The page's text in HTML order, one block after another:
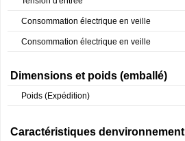
Consommation électrique en veille
Consommation électrique en veille
Dimensions et poids (emballé)
Poids (Expédition)
Caractéristiques denvironnement